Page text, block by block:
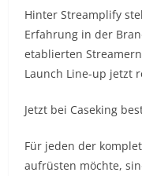
Hinter Streamplify
Erfahrung in der
etablierten
Launch Line-up jetzt
Jetzt bei Caseking
Für jeden der
aufrüsten möchte,